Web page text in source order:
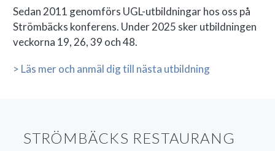
snabb respons på frågor och önskemål.
Alla som jobbar där bidrar till att göra
det enkelt för mig att göra mitt jobb när
välkommen till vackra Strömbäck.
Sedan 2011 genomförs UGL-utbildningar hos oss på
Strömbäcks konferens. Under 2025 sker utbildningen
veckorna 19, 26, 39 och 48.
> Läs mer och anmäl dig till nästa utbildning
STRÖMBÄCKS RESTAURANG